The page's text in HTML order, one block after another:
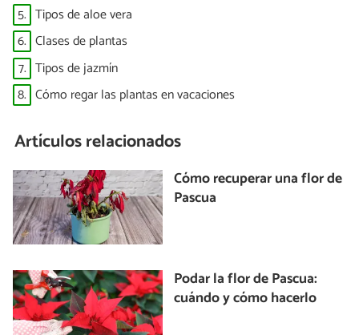
5. Tipos de aloe vera
6. Clases de plantas
7. Tipos de jazmín
8. Cómo regar las plantas en vacaciones
Artículos relacionados
Cómo recuperar una flor de
Pascua
Podar la flor de Pascua:
cuándo y cómo hacerlo